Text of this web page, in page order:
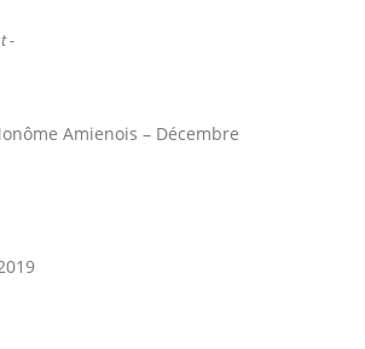
-
Amienois – Décembre